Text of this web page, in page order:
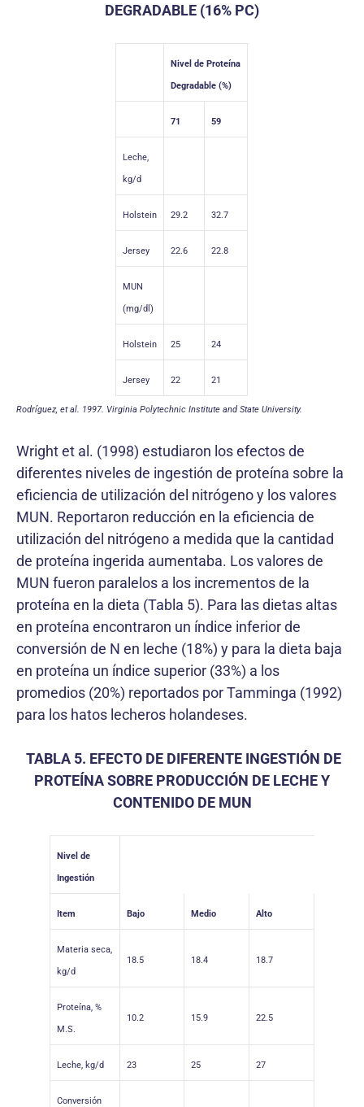
DEGRADABLE (16% PC)
Nivel de Proteína
Degradable (%)
71 59
Leche,
kg/d
Holstein 29.2 32.7
Jersey 22.6 22.8
MUN
(mg/dl)
Holstein 25 24
Jersey 22 21
Rodríguez, et al. 1997. Virginia Polytechnic Institute and State University.
Wright et al. (1998) estudiaron los efectos de
diferentes niveles de ingestión de proteína sobre la
eficiencia de utilización del nitrógeno y los valores
MUN. Reportaron reducción en la eficiencia de
utilización del nitrógeno a medida que la cantidad
de proteína ingerida aumentaba. Los valores de
MUN fueron paralelos a los incrementos de la
proteína en la dieta (Tabla 5). Para las dietas altas
en proteína encontraron un índice inferior de
conversión de N en leche (18%) y para la dieta baja
en proteína un índice superior (33%) a los
promedios (20%) reportados por Tamminga (1992)
para los hatos lecheros holandeses.
TABLA 5. EFECTO DE DIFERENTE INGESTIÓN DE
PROTEÍNA SOBRE PRODUCCIÓN DE LECHE Y
CONTENIDO DE MUN
Nivel de
Ingestión
Item Bajo Medio Alto
Materia seca,
kg/d
18.5 18.4 18.7
Proteína, %
M.S.
10.2 15.9 22.5
Leche, kg/d 23 25 27
Conversión